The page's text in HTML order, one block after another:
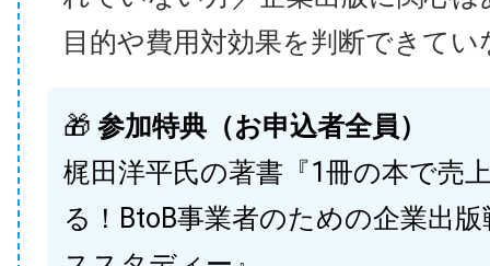
目的や費用対効果を判断できてい
🎁 参加特典（お申込者全員）
梶田洋平氏の著書『1冊の本で売
る！BtoB事業者のための企業出